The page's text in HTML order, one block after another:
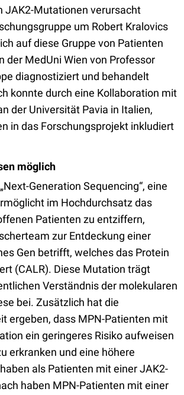
JAK2-Mutationen verursacht
um Robert Kralovics
auf diese Gruppe von Patienten
der MedUni Wien von Professor
diagnostiziert und behandelt
konnte durch eine Kollaboration mit
der Universität Pavia in Italien,
in das Forschungsprojekt inkludiert
möglich
Generation Sequencing“, eine
im Hochdurchsatz das
Patienten zu entziffern,
zur Entdeckung einer
Gen betrifft, welches das Protein
(CALR). Diese Mutation trägt
Verständnis der molekularen
bei. Zusätzlich hat die
ergeben, dass MPN-Patienten mit
ein geringeres Risiko aufweisen
erkranken und eine höhere
als Patienten mit einer JAK2-
haben MPN-Patienten mit einer